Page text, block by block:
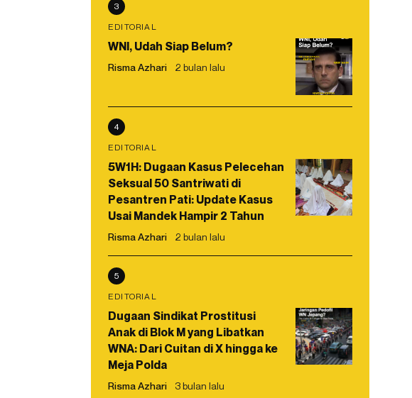
3
EDITORIAL
WNI, Udah Siap Belum?
Risma Azhari 2 bulan lalu
4
EDITORIAL
5W1H: Dugaan Kasus Pelecehan
Seksual 50 Santriwati di
Pesantren Pati: Update Kasus
Usai Mandek Hampir 2 Tahun
Risma Azhari 2 bulan lalu
5
EDITORIAL
Dugaan Sindikat Prostitusi
Anak di Blok M yang Libatkan
WNA: Dari Cuitan di X hingga ke
Meja Polda
Risma Azhari 3 bulan lalu